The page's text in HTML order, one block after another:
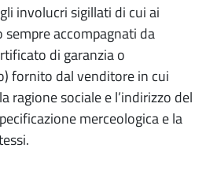
involucri sigillati di cui ai
accompagnati da
di garanzia o
fornito dal venditore in cui
ragione sociale e l’indirizzo del
merceologica e la